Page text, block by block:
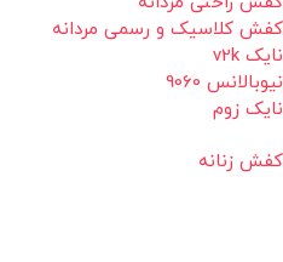
کفش کلاسیک و رسمی مردانه
نایک v2k
نیوبالانس 9060
نایک زوم
کفش زنانه